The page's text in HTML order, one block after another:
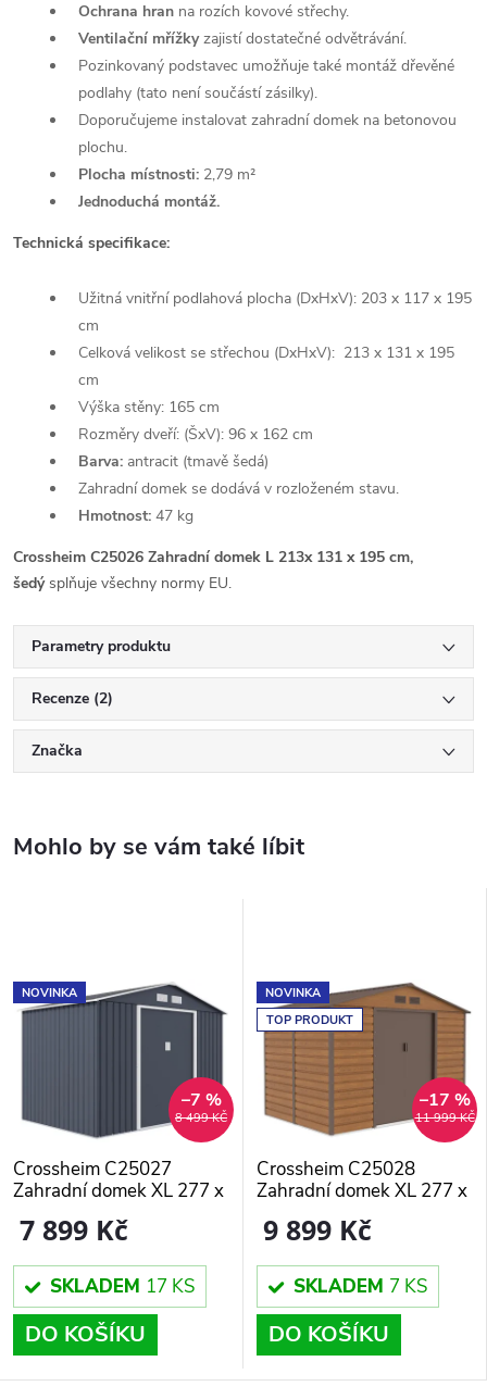
Ochrana hran na rozích kovové střechy.
Ventilační mřížkyzajistí dostatečné odvětrávání.
Pozinkovaný podstavec umožňuje také montáž dřevěné
podlahy (tato není součástí zásilky).
Doporučujeme instalovat zahradní domek na betonovou
plochu.
Plocha místnosti: 2,79 m²
Jednoduchá montáž.
Technická specifikace:
Užitná vnitřní podlahová plocha (DxHxV): 203 x 117 x 195
cm
Celková velikost se střechou (DxHxV): 213 x 131 x 195
cm
Výška stěny: 165 cm
Rozměry dveří: (ŠxV): 96 x 162 cm
Barva: antracit (tmavě šedá)
Zahradní domek se dodává v rozloženém stavu.
Hmotnost: 47 kg
Crossheim C25026 Zahradní domek L 213x 131 x 195 cm,
šedý splňuje všechny normy EU.
Parametry produktu
Recenze (2)
Značka
NOVINKA
8 499 KČ
–7 %
Crossheim C25027
Zahradní domek XL 277 x
7 899 Kč
SKLADEM 17 KS
DO KOŠÍKU
NOVINKA
TOP PRODUKT
11 999 KČ
–17 %
Crossheim C25028
Zahradní domek XL 277 x
9 899 Kč
SKLADEM 7 KS
DO KOŠÍKU